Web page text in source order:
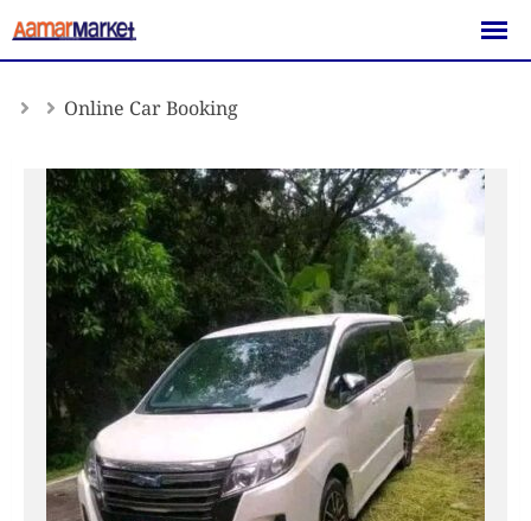
Skip
to
Online Car Booking